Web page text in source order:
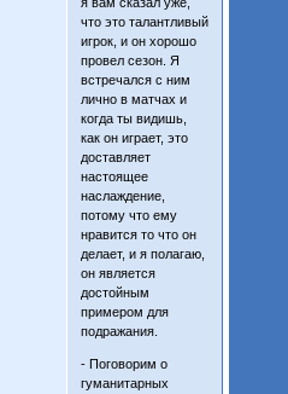
что это талантливый
игрок, и он хорошо
провел сезон. Я
встречался с ним
лично в матчах и
когда ты видишь,
как он играет, это
доставляет
настоящее
наслаждение,
потому что ему
нравится то что он
делает, и я полагаю,
он является
достойным
примером для
подражания.
- Поговорим о
гуманитарных